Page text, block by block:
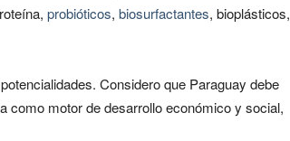
probióticos, biosurfactantes, bioplásticos,
Considero que Paraguay debe
como motor de desarrollo económico y social,